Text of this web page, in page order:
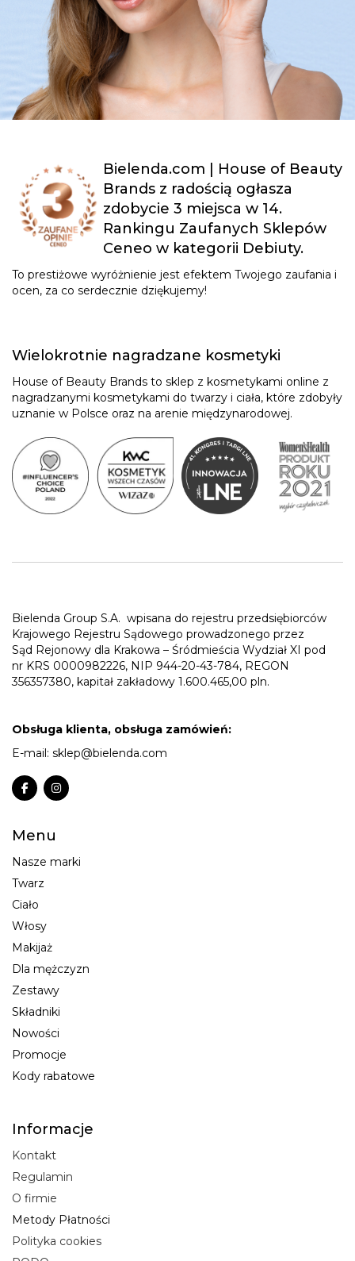
Bielenda.com | House of Beauty
Brands z radością ogłasza
zdobycie 3 miejsca w 14.
Rankingu Zaufanych Sklepów
Ceneo w kategorii Debiuty.
To prestiżowe wyróżnienie jest efektem Twojego zaufania i
ocen, za co serdecznie dziękujemy!
Wielokrotnie nagradzane kosmetyki
House of Beauty Brands to sklep z kosmetykami online z
nagradzanymi kosmetykami do twarzy i ciała, które zdobyły
uznanie w Polsce oraz na arenie międzynarodowej.
Bielenda Group S.A. wpisana do rejestru przedsiębiorców
Krajowego Rejestru Sądowego prowadzonego przez
Sąd Rejonowy dla Krakowa – Śródmieścia Wydział XI pod
nr KRS 0000982226, NIP 944-20-43-784, REGON
356357380, kapitał zakładowy 1.600.465,00 pln.
Obsługa klienta, obsługa zamówień:
E-mail: sklep@bielenda.com
Menu
Nasze marki
Twarz
Ciało
Włosy
Makijaż
Dla mężczyzn
Zestawy
Składniki
Nowości
Promocje
Kody rabatowe
Informacje
Kontakt
Regulamin
O firmie
Metody Płatności
Polityka cookies